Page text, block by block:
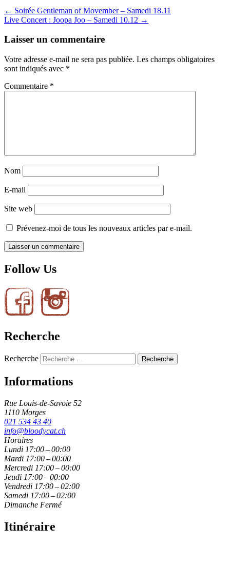
← Soirée Gentleman of Movember – Samedi 18.11
Live Concert : Joopa Joo – Samedi 10.12 →
Laisser un commentaire
Votre adresse e-mail ne sera pas publiée. Les champs obligatoires
sont indiqués avec *
Commentaire *
Nom
E-mail
Site web
Prévenez-moi de tous les nouveaux articles par e-mail.
Follow Us
Recherche
Recherche
Informations
Rue Louis-de-Savoie 52
1110 Morges
021 534 43 40
info@bloodycat.ch
Horaires
Lundi 17:00 – 00:00
Mardi 17:00 – 00:00
Mercredi 17:00 – 00:00
Jeudi 17:00 – 00:00
Vendredi 17:00 – 02:00
Samedi 17:00 – 02:00
Dimanche Fermé
Itinéraire